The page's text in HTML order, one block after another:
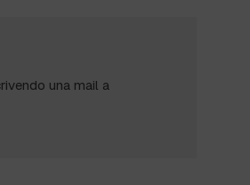
una mail a